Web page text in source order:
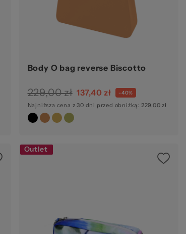
Body O bag reverse Biscotto
229,00 zł 137,40 zł -40%
Najniższa cena z 30 dni przed obniżką: 229,00 zł
Outlet